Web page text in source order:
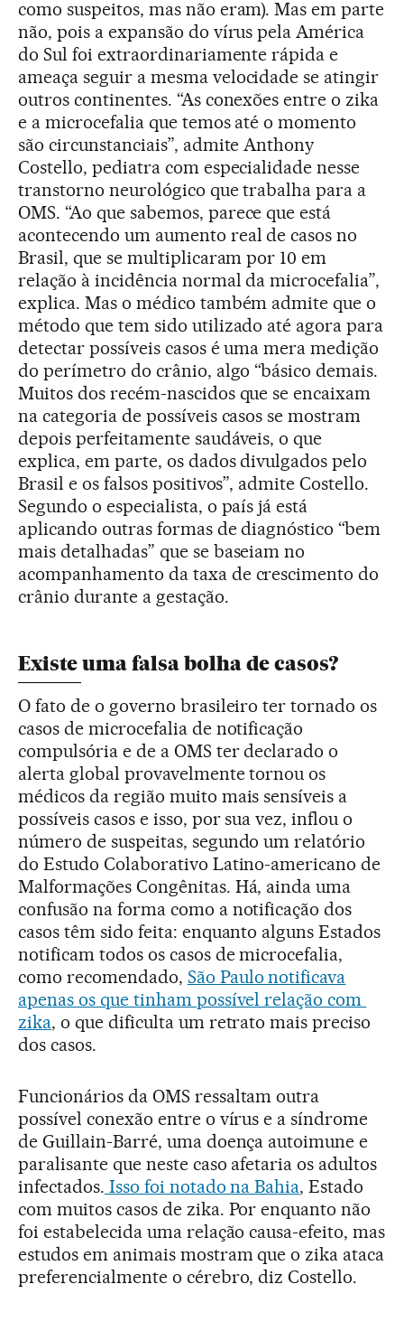
como suspeitos, mas não eram). Mas em parte
não, pois a expansão do vírus pela América
do Sul foi extraordinariamente rápida e
ameaça seguir a mesma velocidade se atingir
outros continentes. “As conexões entre o zika
e a microcefalia que temos até o momento
são circunstanciais”, admite Anthony
Costello, pediatra com especialidade nesse
transtorno neurológico que trabalha para a
OMS. “Ao que sabemos, parece que está
acontecendo um aumento real de casos no
Brasil, que se multiplicaram por 10 em
relação à incidência normal da microcefalia”,
explica. Mas o médico também admite que o
método que tem sido utilizado até agora para
detectar possíveis casos é uma mera medição
do perímetro do crânio, algo “básico demais.
Muitos dos recém-nascidos que se encaixam
na categoria de possíveis casos se mostram
depois perfeitamente saudáveis, o que
explica, em parte, os dados divulgados pelo
Brasil e os falsos positivos”, admite Costello.
Segundo o especialista, o país já está
aplicando outras formas de diagnóstico “bem
mais detalhadas” que se baseiam no
acompanhamento da taxa de crescimento do
crânio durante a gestação.
Existe uma falsa bolha de casos?
O fato de o governo brasileiro ter tornado os
casos de microcefalia de notificação
compulsória e de a OMS ter declarado o
alerta global provavelmente tornou os
médicos da região muito mais sensíveis a
possíveis casos e isso, por sua vez, inflou o
número de suspeitas, segundo um relatório
do Estudo Colaborativo Latino-americano de
Malformações Congênitas. Há, ainda uma
confusão na forma como a notificação dos
casos têm sido feita: enquanto alguns Estados
notificam todos os casos de microcefalia,
como recomendado, São Paulo notificava
apenas os que tinham possível relação com
zika, o que dificulta um retrato mais preciso
dos casos.
Funcionários da OMS ressaltam outra
possível conexão entre o vírus e a síndrome
de Guillain-Barré, uma doença autoimune e
paralisante que neste caso afetaria os adultos
infectados. Isso foi notado na Bahia, Estado
com muitos casos de zika. Por enquanto não
foi estabelecida uma relação causa-efeito, mas
estudos em animais mostram que o zika ataca
preferencialmente o cérebro, diz Costello.